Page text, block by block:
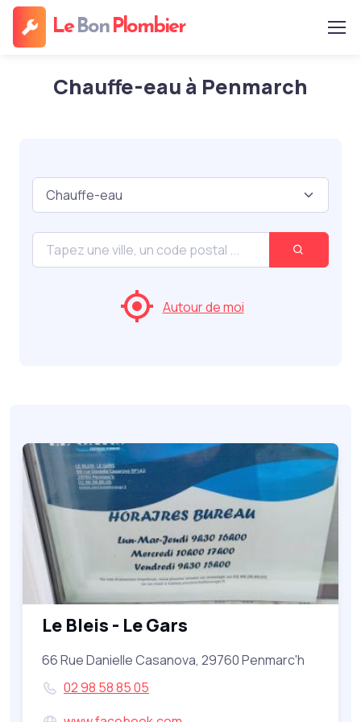
Le Bon Plombier
Chauffe-eau à Penmarch
Autour de moi
Le Bleis - Le Gars
66 Rue Danielle Casanova, 29760 Penmarc'h
02 98 58 85 05